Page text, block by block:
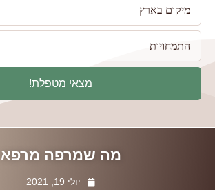
מצאי מטפלת!
מה שמרפה מרפא
יולי 19, 2021